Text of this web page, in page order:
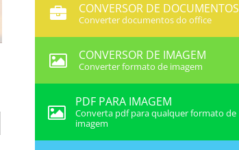
CONVERSOR DE DOCUMENTOS
Converter documentos do office
CONVERSOR DE IMAGEM
Converter formato de imagem
PDF PARA IMAGEM
Converta pdf para qualquer formato de
imagem